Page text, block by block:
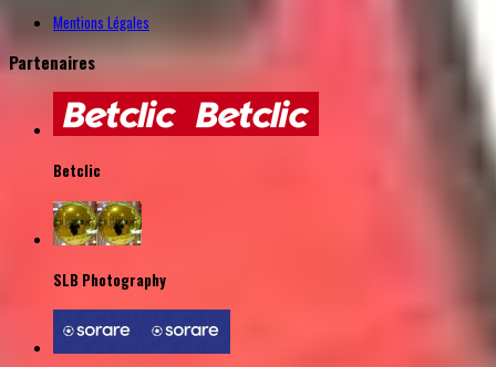
Mentions Légales
Partenaires
Betclic
SLB Photography